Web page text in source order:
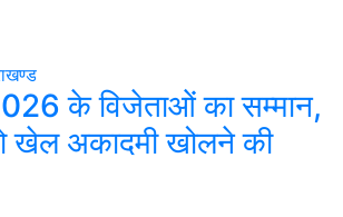
के विजेताओं का सम्मान,
खेल अकादमी खोलने की